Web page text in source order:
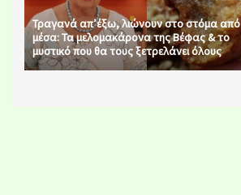
Τραγανά απ’έξω, λιώνουν στο στόμα από
μέσα: Τα μελομακάρονα της Βέφας & το
μυστικό που θα τους ξετρελάνει όλους